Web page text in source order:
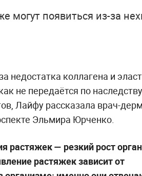
могут появиться из-за
недостатка коллагена и
не передаётся по
Лайфу рассказала врач-
Эльмира Юрченко.
растяжек — резкий рост
растяжек зависит от